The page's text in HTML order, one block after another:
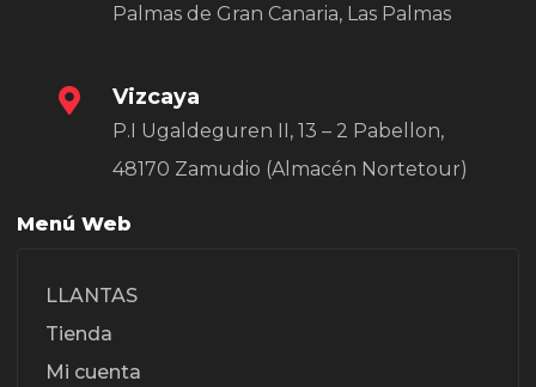
Palmas de Gran Canaria, Las Palmas
Vizcaya
P.I Ugaldeguren II, 13 – 2 Pabellon,
48170 Zamudio (Almacén Nortetour)
Menú Web
LLANTAS
Tienda
Mi cuenta